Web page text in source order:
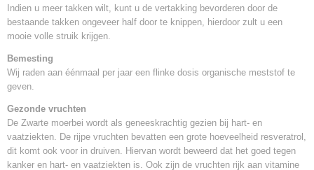
Indien u meer takken wilt, kunt u de vertakking bevorderen door de
bestaande takken ongeveer half door te knippen, hierdoor zult u een
mooie volle struik krijgen.
Bemesting
Wij raden aan éénmaal per jaar een flinke dosis organische meststof te
geven.
Gezonde vruchten
De Zwarte moerbei wordt als geneeskrachtig gezien bij hart- en
vaatziekten. De rijpe vruchten bevatten een grote hoeveelheid resveratrol,
dit komt ook voor in druiven. Hiervan wordt beweerd dat het goed tegen
kanker en hart- en vaatziekten is. Ook zijn de vruchten rijk aan vitamine